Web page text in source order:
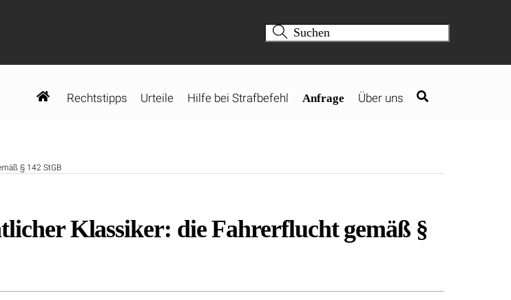
Rechtstipps Urteile Hilfe bei Strafbefehl Anfrage Über uns
§ 142 StGB
Klassiker: die Fahrerflucht gemäß §